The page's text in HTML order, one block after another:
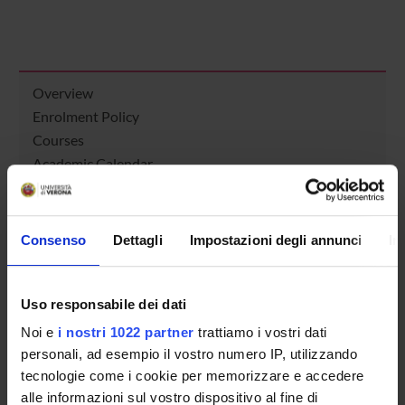
Consenso Dettagli Impostazioni degli annunci
Uso responsabile dei dati
Noi e i nostri 1022 partner trattiamo i vostri dati
personali, ad esempio il vostro numero IP, utilizzando
tecnologie come i cookie per memorizzare e accedere
alle informazioni sul vostro dispositivo al fine di
Overview
Enrolment Policy
Courses
Academic Calendar
Lesson timetable
Exam calendar
Governing bodies
Faculty staff
STUDYING